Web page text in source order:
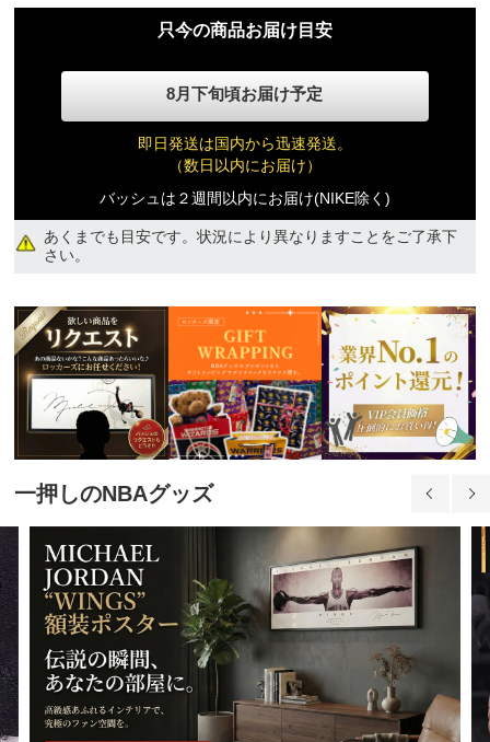
只今の商品お届け目安
8月下旬頃お届け予定
即日発送は国内から迅速発送。
（数日以内にお届け）
バッシュは２週間以内にお届け(NIKE除く)
あくまでも目安です。状況により異なりますことをご了承下
さい。
一押しのNBAグッズ
9,210円(税込)
ジュニア XL
9,210円(税込)